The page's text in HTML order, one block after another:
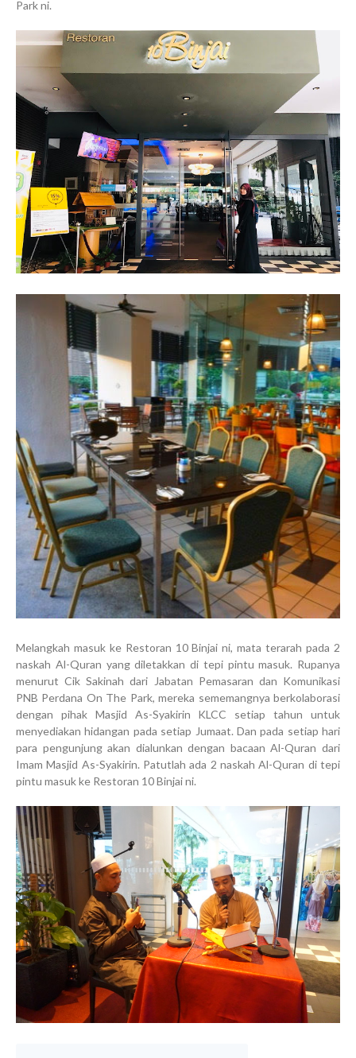
Park ni.
Melangkah masuk ke Restoran 10 Binjai ni, mata terarah pada 2
naskah Al-Quran yang diletakkan di tepi pintu masuk. Rupanya
menurut Cik Sakinah dari Jabatan Pemasaran dan Komunikasi
PNB Perdana On The Park, mereka sememangnya berkolaborasi
dengan pihak Masjid As-Syakirin KLCC setiap tahun untuk
menyediakan hidangan pada setiap Jumaat. Dan pada setiap hari
para pengunjung akan dialunkan dengan bacaan Al-Quran dari
Imam Masjid As-Syakirin. Patutlah ada 2 naskah Al-Quran di tepi
pintu masuk ke Restoran 10 Binjai ni.